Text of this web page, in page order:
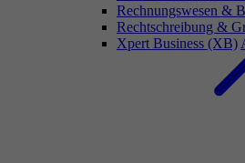
Rechnungswesen &
Rechtschreibung &
Xpert Business (XB)